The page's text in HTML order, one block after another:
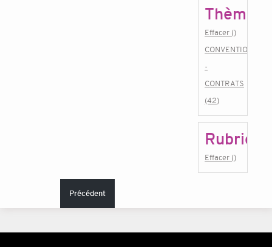
Thème
Effacer ()
CONVENTIONS
-
CONTRATS
(42)
Rubrique
Effacer ()
Précédent